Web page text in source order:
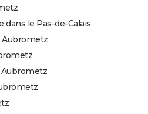
le Pas-de-Calais
Aubrometz
Aubrometz